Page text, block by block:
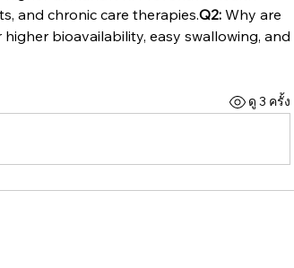
and chronic care therapies.Q2: Why are
higher bioavailability, easy swallowing, and
ดู 3 ครั้ง